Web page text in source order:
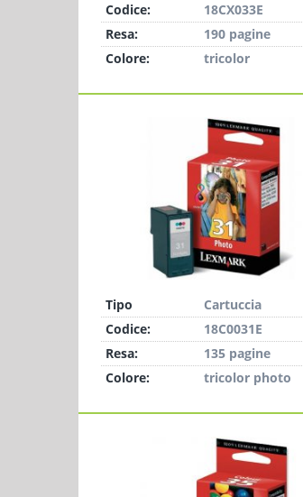
Codice:
18CX033E
Resa:
190 pagine
Colore:
tricolor
Tipo
Cartuccia
Codice:
18C0031E
Resa:
135 pagine
Colore:
tricolor photo